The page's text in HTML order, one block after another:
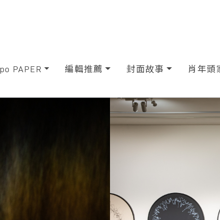
PAPER 編輯推薦 封面故事 肖年頭